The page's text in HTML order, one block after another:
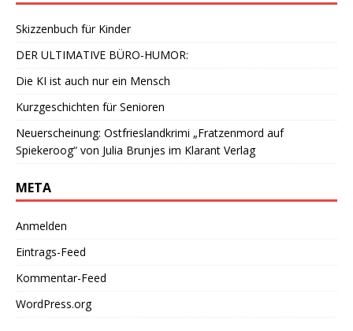
Skizzenbuch für Kinder
DER ULTIMATIVE BÜRO-HUMOR:
Die KI ist auch nur ein Mensch
Kurzgeschichten für Senioren
Neuerscheinung: Ostfrieslandkrimi „Fratzenmord auf
Spiekeroog“ von Julia Brunjes im Klarant Verlag
META
Anmelden
Eintrags-Feed
Kommentar-Feed
WordPress.org